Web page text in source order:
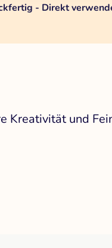
- Direkt
Kreativität und